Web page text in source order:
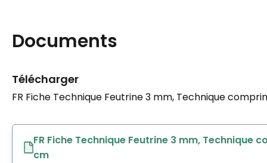
Documents
Télécharger
FR Fiche Technique Feutrine 3 mm, Technique
FR Fiche Technique Feutrine 3 mm, Technique
cm